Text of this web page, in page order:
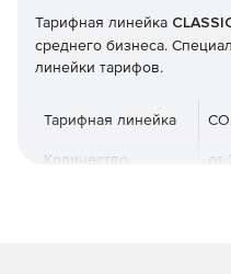
Тарифная линейка
среднего бизнеса.
линейки тарифов.
Тарифная линейка
Количество
от